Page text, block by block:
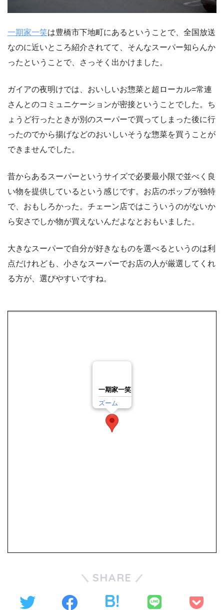
一期家一笑は豊橋市下地町にあるということで、全国放送
なのに近いところ紹介されてて、そんなスーパー知らんか
ったということで、さっそく出かけました。
ガイアの夜明けでは、おいしいお惣菜と超ローカル=常連
さんとのコミュニケーションが密接ということでした。ち
ょうど行ったときが別のスーパーで買ってしまった後に行
ったのでから揚げなどのおいしいそうな惣菜を買うことが
できませんでした。
昔からあるスーパーというサイズで必要最小限で並べく良
い物を提供しているという感じです。お店のポップが独特
で、おもしろかった。チェーン店ではこういうのがないか
ら安さでしか物が買えないんだよなとおもいました。
大きなスーパーで自分が好きなものを選べるというのは利
点だけれども、小さなスーパーでお店の人が厳選してくれ
る方が、選びやすいですね。
一期家一笑
ズーム
SHARE